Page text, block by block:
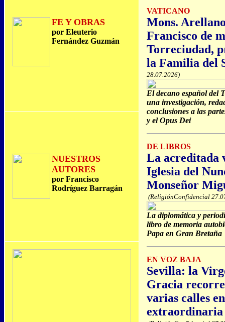
VATICANO
Mons.
Francisco de
Torreciudad,
la Familia del
28.07.2026)
El decano español del
una investigación,
conclusiones a las
y el Opus Dei
DE LIBROS
La acreditada
Iglesia del
Monseñor
(ReligiónConfidencial
La diplomática y
libro de memoria
Papa en Gran Bretaña
EN VOZ BAJA
Sevilla: la
Gracia
varias calles
extraordinaria
FE Y OBRAS
por Eleuterio
Fernández Guzmán
NUESTROS
AUTORES
por Francisco
Rodríguez Barragán